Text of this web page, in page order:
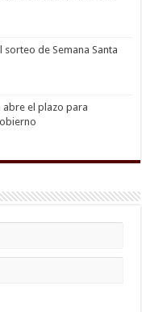
de Semana Santa
abre el plazo para